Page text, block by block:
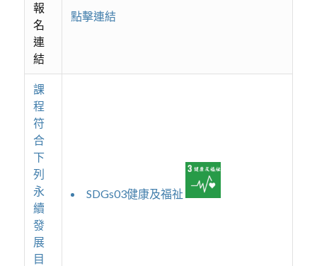
報
名
連
結
點擊連結
課
程
符
合
下
列
永
續
發
展
目
SDGs03健康及福祉